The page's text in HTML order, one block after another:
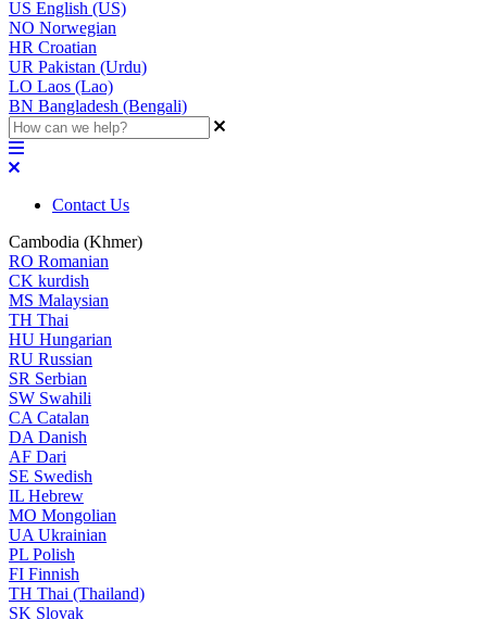
US English (US)
NO Norwegian
HR Croatian
UR Pakistan (Urdu)
LO Laos (Lao)
BN Bangladesh (Bengali)
Contact Us
Cambodia (Khmer)
RO Romanian
CK kurdish
MS Malaysian
TH Thai
HU Hungarian
RU Russian
SR Serbian
SW Swahili
CA Catalan
DA Danish
AF Dari
SE Swedish
IL Hebrew
MO Mongolian
UA Ukrainian
PL Polish
FI Finnish
TH Thai (Thailand)
SK Slovak